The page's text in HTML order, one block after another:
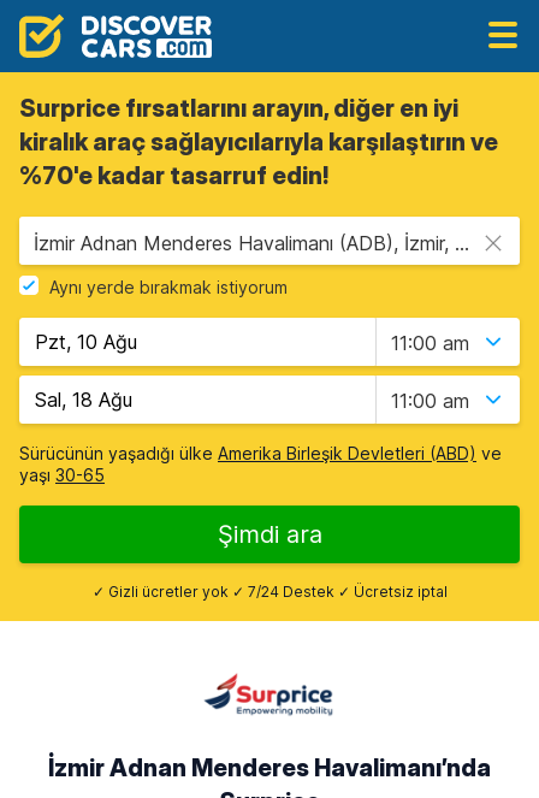
Surprice fırsatlarını arayın, diğer en iyi
kiralık araç sağlayıcılarıyla karşılaştırın ve
%70'e kadar tasarruf edin!
İzmir Adnan Menderes Havalimanı (ADB), İzmir, Türkiye
Aynı yerde bırakmak istiyorum
11:00 am
11:00 am
Sürücünün yaşadığı ülke Amerika Birleşik Devletleri (ABD) ve
yaşı 30-65
Şimdi ara
✓ Gizli ücretler yok ✓ 7/24 Destek ✓ Ücretsiz iptal
İzmir Adnan Menderes Havalimanı’nda